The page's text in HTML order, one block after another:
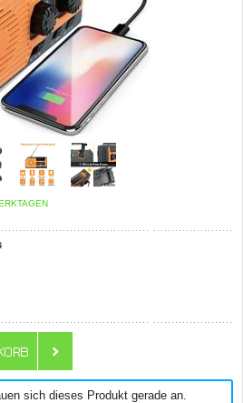
sich dieses Produkt gerade an.